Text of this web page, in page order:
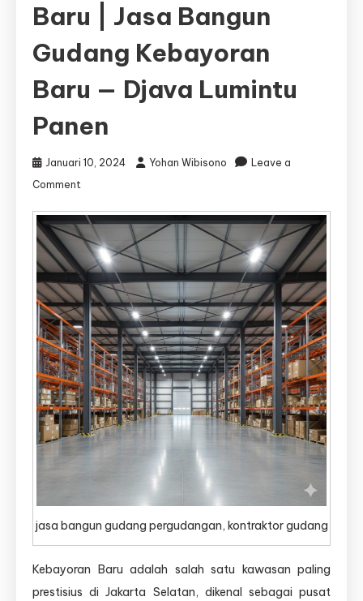
Baru | Jasa Bangun
Gudang Kebayoran
Baru — Djava Lumintu
Panen
Januari 10, 2024 Yohan Wibisono
Leave a
Comment
Kontraktor
Gudang
Kebayoran
Baru
|
Jasa
Bangun
Gudang
Kebayoran
Baru
—
Djava
Lumintu
Panen
jasa bangun gudang pergudangan, kontraktor gudang
Kebayoran Baru adalah salah satu kawasan paling
prestisius di Jakarta Selatan, dikenal sebagai pusat